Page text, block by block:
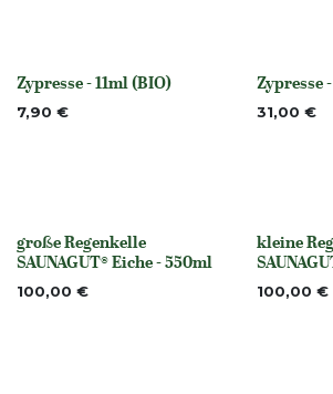
None
Zypresse - 11ml (BIO)
7,90 € None
Zypresse
31,00 €
Nicht vorrättig
große Regenkelle
SAUNAGUT® Eiche - 550ml
100,00 €
None
kleine
100,00 €